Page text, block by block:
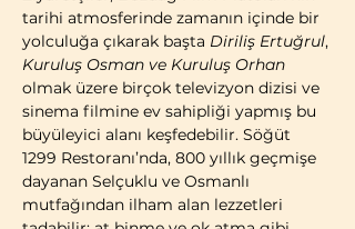
tarihi atmosferinde zamanın içinde bir
yolculuğa çıkarak başta Diriliş Ertuğrul,
Kuruluş Osman ve Kuruluş Orhan
olmak üzere birçok televizyon dizisi ve
sinema filmine ev sahipliği yapmış bu
büyüleyici alanı keşfedebilir. Söğüt
1299 Restoranı’nda, 800 yıllık geçmişe
dayanan Selçuklu ve Osmanlı
mutfağından ilham alan lezzetleri